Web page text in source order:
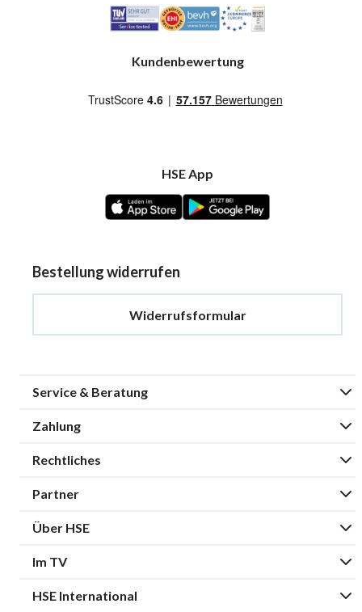
Kundenbewertung
HSE App
Bestellung widerrufen
Widerrufsformular
Service & Beratung
Zahlung
Rechtliches
Partner
Über HSE
Im TV
HSE International